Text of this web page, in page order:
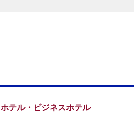
ホテル・ビジネスホテル